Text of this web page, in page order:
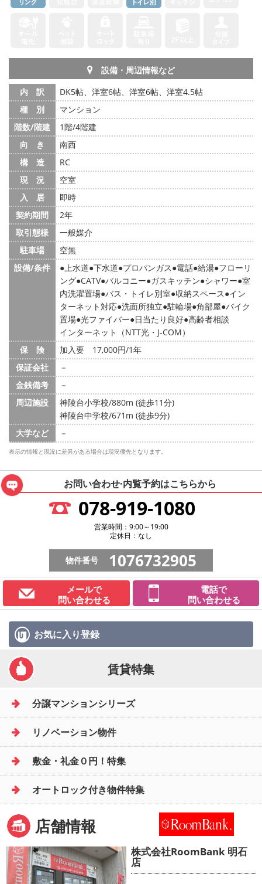
設備・周辺情報など
内 訳
DK5帖、洋室6帖、洋室6帖、洋室4.5帖
種 別
マンション
階数/階建
1階/4階建
向 き
南西
構 造
RC
現 況
空室
入 居
即時
契約期間
2年
取引態様
一般媒介
駐車場
空無
設備/条件
上水道 下水道 プロパンガス 電話 給湯 フローリ
ング CATV バルコニー ガスキッチン シャワー 室
内洗濯置場 バス・トイレ別室 収納スペース イン
ターネット対応 洗面所独立 駐輪場 角部屋 バイク
置場 光ファイバー 日当たり良好 高齢者相談
インターネット（NTT光・J-COM）
保 険
加入要 17,000円/1年
保証会社
－
金銭備考
－
周辺施設
神陵台小学校/880m (徒歩11分)
神陵台中学校/671m (徒歩9分)
大学など
－
表示の情報と現況に差異がある場合は現況優先となります。
お問い合わせ·内覧予約はこちらから
078-919-1080
営業時間：9:00～19:00
定休日：なし
物件番号 1076732905
メールで
問い合わせる
電話で
問い合わせる
お気に入り登録
賃貸特集
分譲マンションシリーズ
リノベーション物件
敷金・礼金０円！特集
オートロック付き物件特集
店舗情報
株式会社RoomBank 明石
店